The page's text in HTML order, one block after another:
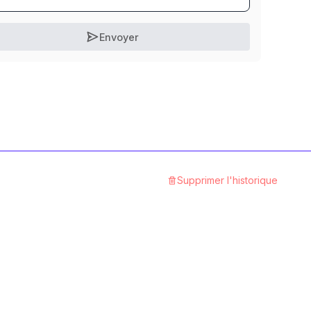
Envoyer
Supprimer l'historique